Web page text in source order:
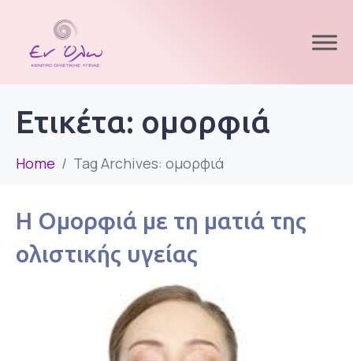
Ετικέτα: ομορφιά
Home Tag Archives: ομορφιά
Η Ομορφιά με τη ματιά της
ολιστικής υγείας